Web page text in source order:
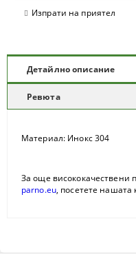
Изпрати на приятел
Детайлно описание
Ревюта
Материал: Инокс 304
За още висококачествени
parno.eu, посетете нашата